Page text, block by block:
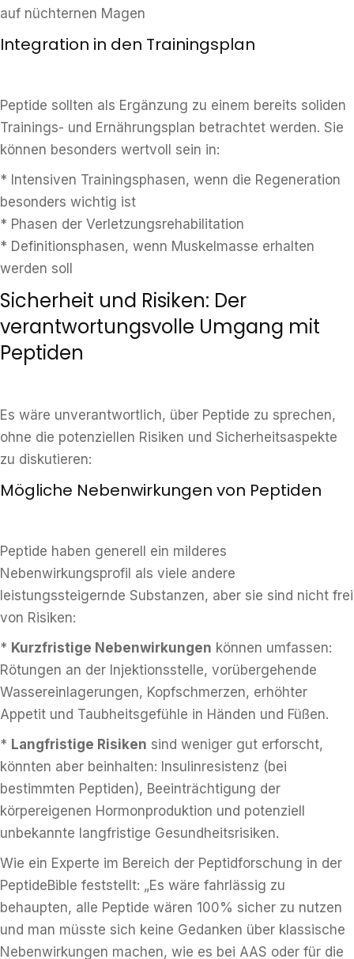
auf nüchternen Magen
Integration in den Trainingsplan
Peptide sollten als Ergänzung zu einem bereits soliden
Trainings- und Ernährungsplan betrachtet werden. Sie
können besonders wertvoll sein in:
* Intensiven Trainingsphasen, wenn die Regeneration
besonders wichtig ist
* Phasen der Verletzungsrehabilitation
* Definitionsphasen, wenn Muskelmasse erhalten
werden soll
Sicherheit und Risiken: Der
verantwortungsvolle Umgang mit
Peptiden
Es wäre unverantwortlich, über Peptide zu sprechen,
ohne die potenziellen Risiken und Sicherheitsaspekte
zu diskutieren:
Mögliche Nebenwirkungen von Peptiden
Peptide haben generell ein milderes
Nebenwirkungsprofil als viele andere
leistungssteigernde Substanzen, aber sie sind nicht frei
von Risiken:
* Kurzfristige Nebenwirkungen können umfassen:
Rötungen an der Injektionsstelle, vorübergehende
Wassereinlagerungen, Kopfschmerzen, erhöhter
Appetit und Taubheitsgefühle in Händen und Füßen.
* Langfristige Risiken sind weniger gut erforscht,
könnten aber beinhalten: Insulinresistenz (bei
bestimmten Peptiden), Beeinträchtigung der
körpereigenen Hormonproduktion und potenziell
unbekannte langfristige Gesundheitsrisiken.
Wie ein Experte im Bereich der Peptidforschung in der
PeptideBible feststellt: „Es wäre fahrlässig zu
behaupten, alle Peptide wären 100% sicher zu nutzen
und man müsste sich keine Gedanken über klassische
Nebenwirkungen machen, wie es bei AAS oder für die